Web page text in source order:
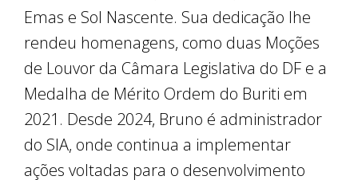
Emas e Sol Nascente. Sua dedicação lhe
rendeu homenagens, como duas Moções
de Louvor da Câmara Legislativa do DF e a
Medalha de Mérito Ordem do Buriti em
2021. Desde 2024, Bruno é administrador
do SIA, onde continua a implementar
ações voltadas para o desenvolvimento